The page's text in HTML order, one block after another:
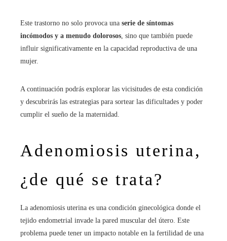
Este trastorno no solo provoca una serie de síntomas
incómodos y a menudo dolorosos , sino que también puede
influir significativamente en la capacidad reproductiva de una
mujer.
A continuación podrás explorar las vicisitudes de esta condición
y descubrirás las estrategias para sortear las dificultades y poder
cumplir el sueño de la maternidad.
Adenomiosis uterina,
¿de qué se trata?
La adenomiosis uterina es una condición ginecológica donde el
tejido endometrial invade la pared muscular del útero. Este
problema puede tener un impacto notable en la fertilidad de una